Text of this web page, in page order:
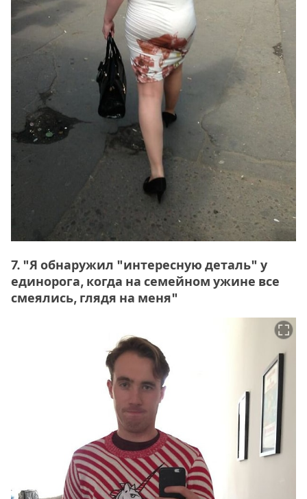
7. "Я обнаружил "интересную деталь" у
единорога, когда на семейном ужине все
смеялись, глядя на меня"